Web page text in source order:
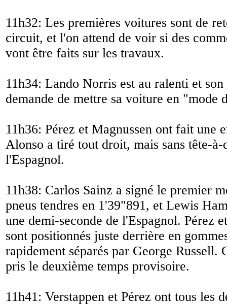
11h32: Les premières voitures sont de
circuit, et l'on attend de voir si des
vont être faits sur les travaux.
11h34: Lando Norris est au ralenti et
demande de mettre sa voiture en "mode
11h36: Pérez et Magnussen ont fait une
Alonso a tiré tout droit, mais sans tête-à-
l'Espagnol.
11h38: Carlos Sainz a signé le premier
pneus tendres en 1'39"891, et Lewis
une demi-seconde de l'Espagnol. Pérez
sont positionnés juste derrière en
rapidement séparés par George Russell.
pris le deuxième temps provisoire.
11h41: Verstappen et Pérez ont tous les